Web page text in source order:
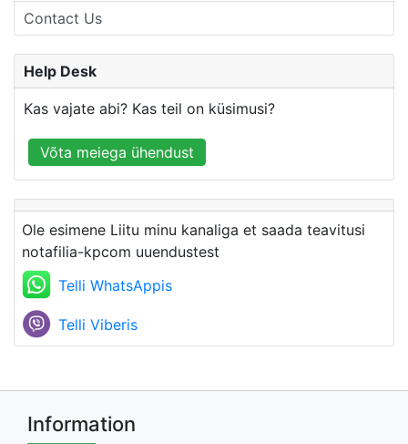
Contact Us
Help Desk
Kas vajate abi? Kas teil on küsimusi?
Võta meiega ühendust
Ole esimene Liitu minu kanaliga et saada teavitusi
notafilia-kpcom uuendustest
Telli WhatsAppis
Telli Viberis
Information